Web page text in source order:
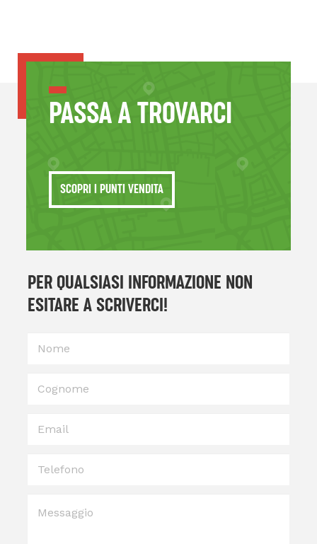
PASSA A TROVARCI
SCOPRI I PUNTI VENDITA
PER QUALSIASI INFORMAZIONE NON
ESITARE A SCRIVERCI!
Nome
Cognome
Email
Telefono
Messaggio